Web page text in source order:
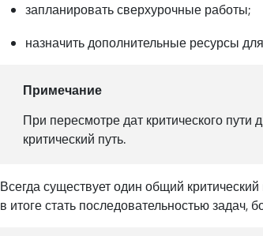
запланировать сверхурочные работы;
назначить дополнительные ресурсы
Примечание
При пересмотре дат критического пути
критический путь.
Всегда существует один общий
в итоге стать последовательностью